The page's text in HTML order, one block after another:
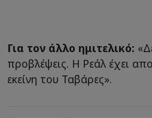
Για τον άλλο ημιτελικό:
προβλέψεις. Η Ρεάλ έχει
εκείνη του Ταβάρες».